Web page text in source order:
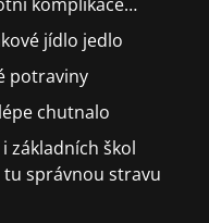
jídlo jedlo
potraviny
chutnalo
základních škol
správnou stravu